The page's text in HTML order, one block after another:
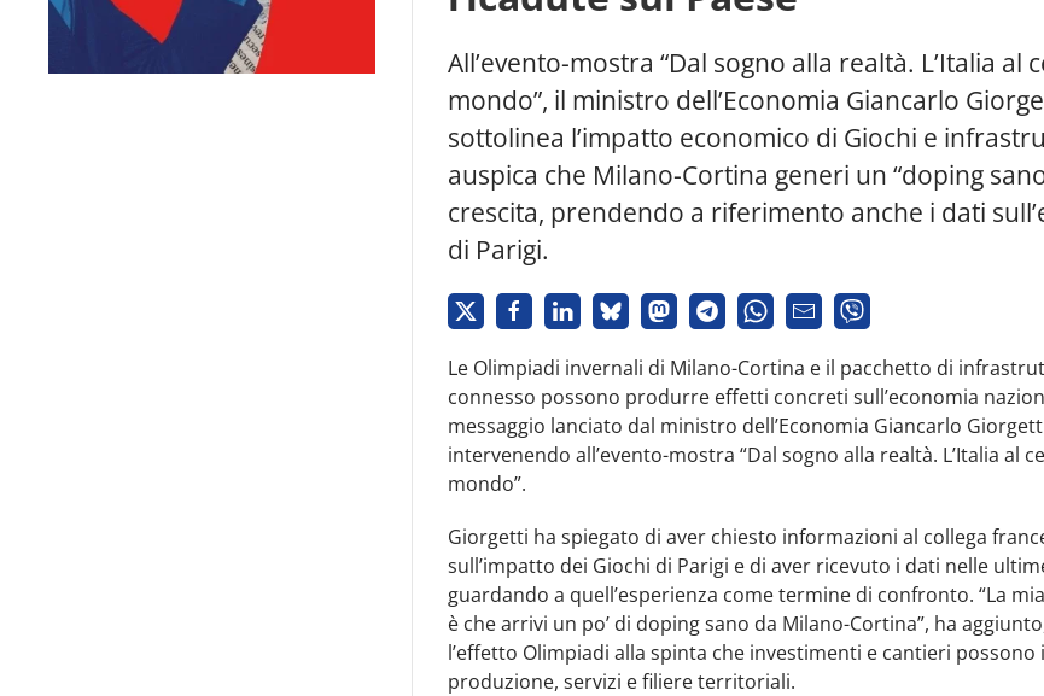
All’evento-mostra “Dal sogno alla realtà. L’Italia al
mondo”, il ministro dell’Economia Giancarlo
sottolinea l’impatto economico di Giochi e
auspica che Milano-Cortina generi un “doping
crescita, prendendo a riferimento anche i dati
di Parigi.
Le Olimpiadi invernali di Milano-Cortina e il pacchetto di
connesso possono produrre effetti concreti sull’economia
messaggio lanciato dal ministro dell’Economia Giancarlo
intervenendo all’evento-mostra “Dal sogno alla realtà. L’Italia al
mondo”.
Giorgetti ha spiegato di aver chiesto informazioni al collega
sull’impatto dei Giochi di Parigi e di aver ricevuto i dati nelle
guardando a quell’esperienza come termine di confronto. “La
è che arrivi un po’ di doping sano da Milano-Cortina”, ha
l’effetto Olimpiadi alla spinta che investimenti e cantieri
produzione, servizi e filiere territoriali. ​